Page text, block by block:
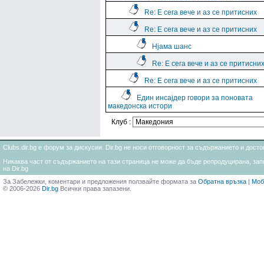
Re: Е сега вече и аз се притисних
Re: Е сега вече и аз се притисних
Нјама шанс
Re: Е сега вече и аз се притисних
Re: Е сега вече и аз се притисних
Един инсајдер говори за поновата
македонска истори
Клуб :
Clubs.dir.bg е форум за дискусии. Dir.bg не носи отговорност за съдържанието и
Никаква част от съдържанието на тази страница не може да бъде репродуцирана,
на Dir.bg
За Забележки, коментари и предложения ползвайте формата за Обратна връзка |
© 2006-2026 Dir.bg Всички права запазени.